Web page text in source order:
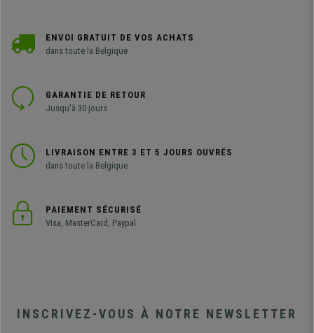
ENVOI GRATUIT DE VOS ACHATS
dans toute la Belgique
GARANTIE DE RETOUR
Jusqu'à 30 jours
LIVRAISON ENTRE 3 ET 5 JOURS OUVRÉS
dans toute la Belgique
PAIEMENT SÉCURISÉ
Visa, MasterCard, Paypal
INSCRIVEZ-VOUS À NOTRE NEWSLETTER